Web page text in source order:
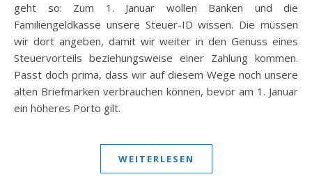
geht so: Zum 1. Januar wollen Banken und die
Familiengeldkasse unsere Steuer-ID wissen. Die müssen
wir dort angeben, damit wir weiter in den Genuss eines
Steuervorteils beziehungsweise einer Zahlung kommen.
Passt doch prima, dass wir auf diesem Wege noch unsere
alten Briefmarken verbrauchen können, bevor am 1. Januar
ein höheres Porto gilt.
WEITERLESEN